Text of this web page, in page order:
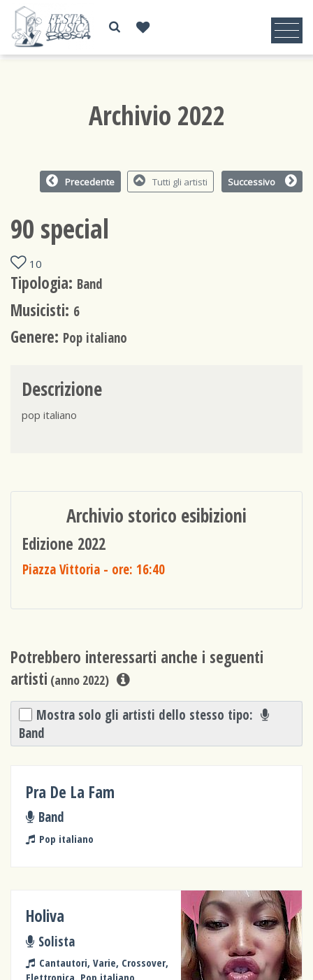
Archivio 2022
Precedente Tutti gli artisti Successivo
90 special
10
Tipologia: Band
Musicisti: 6
Genere: Pop italiano
Descrizione
pop italiano
Archivio storico esibizioni
Edizione 2022
Piazza Vittoria - ore: 16:40
Potrebbero interessarti anche i seguenti
artisti (anno 2022)
Mostra solo gli artisti dello stesso tipo:
Band
Pra De La Fam
Band
Pop italiano
Holiva
Solista
Cantautori, Varie, Crossover,